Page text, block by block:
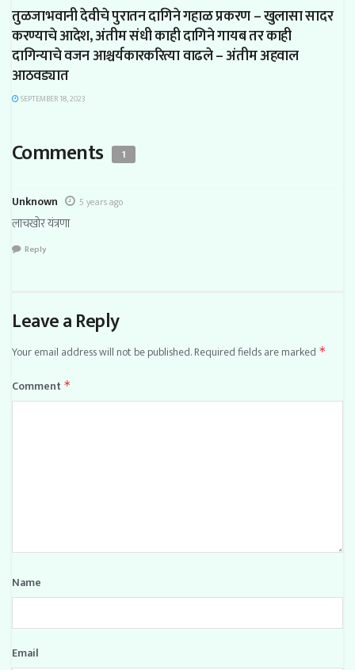
तुळजाभवानी देवीचे पुरातन दागिने गहाळ प्रकरण – खुलासा सादर
करण्याचे आदेश, अंतीम संधी काही दागिने गायब तर काही
दागिन्याचे वजन आश्चर्यकारकरित्या वाढले – अंतीम अहवाल
आठवड्यात
SEPTEMBER 18, 2023
Comments 1
Unknown 5 years ago
लाचखोर यंत्रणा
Reply
Leave a Reply
Your email address will not be published.Required fields are marked *
Comment *
Name
Email